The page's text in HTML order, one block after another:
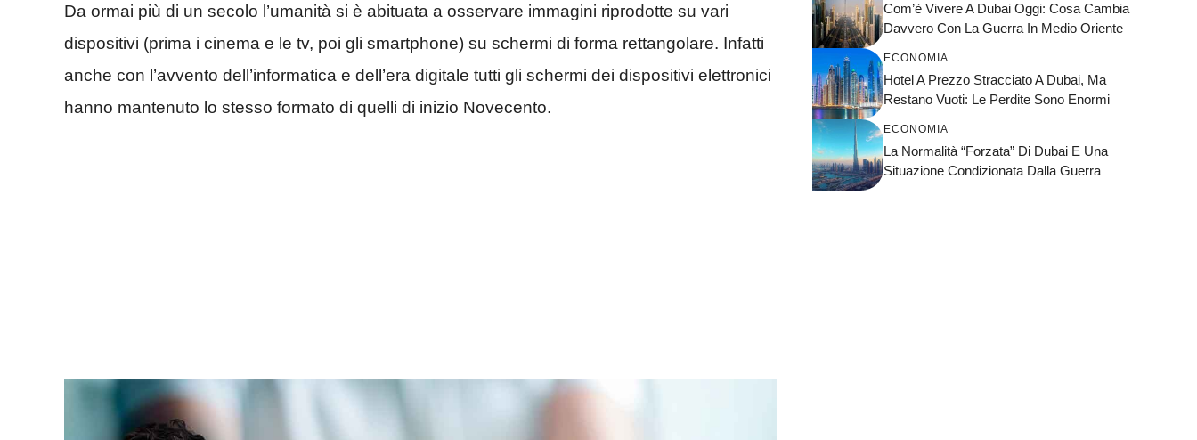
Da ormai più di un secolo l’umanità si è abituata a osservare immagini riprodotte su vari
dispositivi (prima i cinema e le tv, poi gli smartphone) su schermi di forma rettangolare. Infatti
anche con l’avvento dell’informatica e dell’era digitale tutti gli schermi dei dispositivi elettronici
hanno mantenuto lo stesso formato di quelli di inizio Novecento.
Com’è Vivere A Dubai Oggi: Cosa Cambia
Davvero Con La Guerra In Medio Oriente
ECONOMIA
Hotel A Prezzo Stracciato A Dubai, Ma
Restano Vuoti: Le Perdite Sono Enormi
ECONOMIA
La Normalità “forzata” Di Dubai E Una
Situazione Condizionata Dalla Guerra